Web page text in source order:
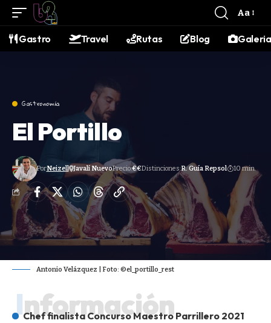
contenido Aa
Gastro Travel Rutas Blog Galeria
Gastronomía
El Portillo
PorNeizell Javalí NuevoPrecio:€€Distinciones:R. Guía Repsol 10 min.
Antonio Velázquez | Foto: ©el_portillo_rest
Información
Chef finalista Concurso Maestro Parrillero 2021